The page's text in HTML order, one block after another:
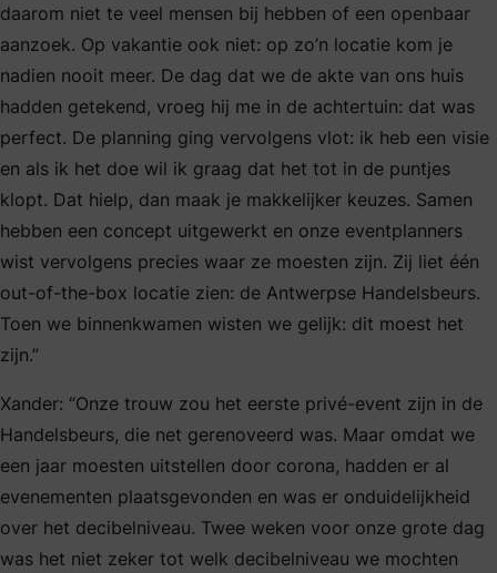
daarom niet te veel mensen bij hebben of een openbaar
aanzoek. Op vakantie ook niet: op zo’n locatie kom je
nadien nooit meer. De dag dat we de akte van ons huis
hadden getekend, vroeg hij me in de achtertuin: dat was
perfect. De planning ging vervolgens vlot: ik heb een visie
en als ik het doe wil ik graag dat het tot in de puntjes
klopt. Dat hielp, dan maak je makkelijker keuzes. Samen
hebben een concept uitgewerkt en onze eventplanners
wist vervolgens precies waar ze moesten zijn. Zij liet één
out-of-the-box locatie zien: de Antwerpse Handelsbeurs.
Toen we binnenkwamen wisten we gelijk: dit moest het
zijn.”
Xander: “Onze trouw zou het eerste privé-event zijn in de
Handelsbeurs, die net gerenoveerd was. Maar omdat we
een jaar moesten uitstellen door corona, hadden er al
evenementen plaatsgevonden en was er onduidelijkheid
over het decibelniveau. Twee weken voor onze grote dag
was het niet zeker tot welk decibelniveau we mochten